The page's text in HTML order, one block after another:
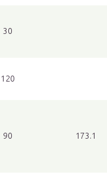
30
120
90 173.1